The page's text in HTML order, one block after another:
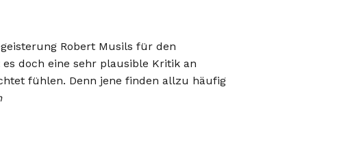
Robert Musils für den
doch eine sehr plausible Kritik an
fühlen. Denn jene finden allzu häufig